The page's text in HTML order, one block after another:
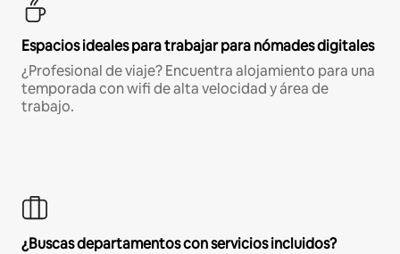
Espacios ideales para trabajar para nómades digitales
¿Profesional de viaje? Encuentra alojamiento para una
temporada con wifi de alta velocidad y área de
trabajo.
¿Buscas departamentos con servicios incluidos?